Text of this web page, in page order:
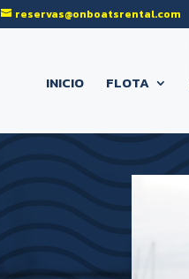
reservas@onboatsrental.com
INICIO FLOTA